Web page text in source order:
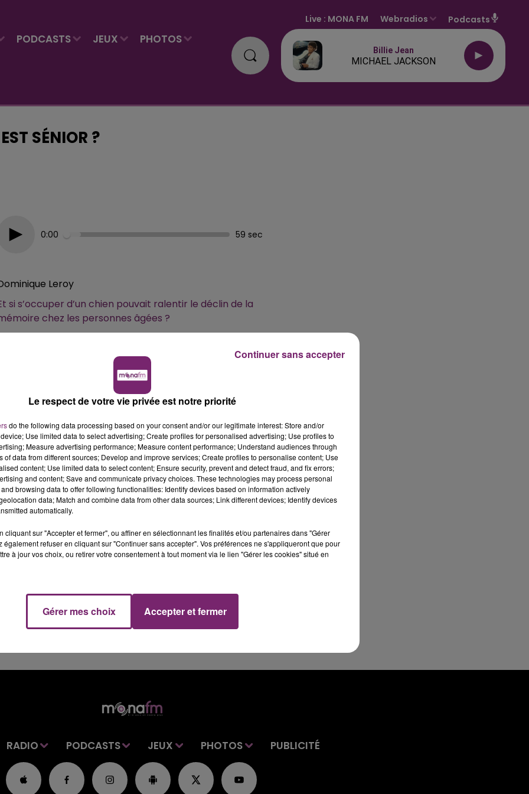
PODCASTS JEUX PHOTOS
Live : MONA FM Webradios Podcasts
Billie Jean
MICHAEL JACKSON
SÉNIOR ?
0:00 59 sec
Leroy
si s’occuper d’un chien pouvait ralentir le déclin de la
chez les personnes âgées ?
de 8 000 adultes de 50 ans et plus, montre que la
pendant près de 10 ans !
chien pourrait, dans une certaine mesure, compenser
soutien émotionnel.
que la démence était uniquement d’origine génétique.
? Peut-être est-ce l’occasion de partager de
et de garder l’esprit vif !
ça réchauffe le cœur et stimule la mémoire !
RADIO PODCASTS JEUX PHOTOS PUBLICITÉ
Le respect de votre vie privée est notre priorité
do the following data processing based on your consent and/or our legitimate interest: Store and/or
Use limited data to select advertising; Create profiles for personalised advertising; Use profiles to
Measure advertising performance; Measure content performance; Understand audiences through
of data from different sources; Develop and improve services; Create profiles to personalise content; Use
content; Use limited data to select content; Ensure security, prevent and detect fraud, and fix errors;
and content; Save and communicate privacy choices. These technologies may process personal
browsing data to offer following functionalities: Identify devices based on information actively
data; Match and combine data from other data sources; Link different devices; Identify devices
automatically.
cliquant sur "Accepter et fermer", ou affiner en sélectionnant les finalités et/ou partenaires dans "Gérer
également refuser en cliquant sur "Continuer sans accepter". Vos préférences ne s'appliqueront que pour
à jour vos choix, ou retirer votre consentement à tout moment via le lien "Gérer les cookies" situé en
Gérer mes choix Accepter et fermer
Continuer sans accepter